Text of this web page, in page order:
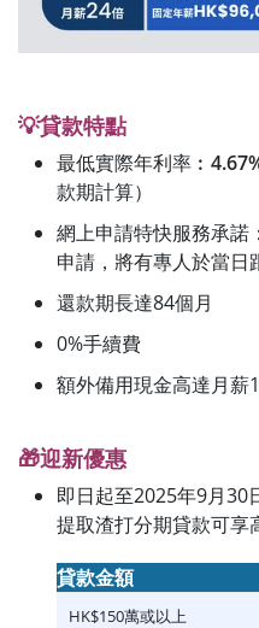
💡貸款特點
最低實際年利率︰
款期計算）
網上申請特快服務承諾
申請，將有專人於當日
還款期長達84個月
0%手續費
額外備用現金高達月薪
🎁迎新優惠
即日起至2025年9月30
提取渣打分期貸款可享
貸款金額
HK$150萬或以上